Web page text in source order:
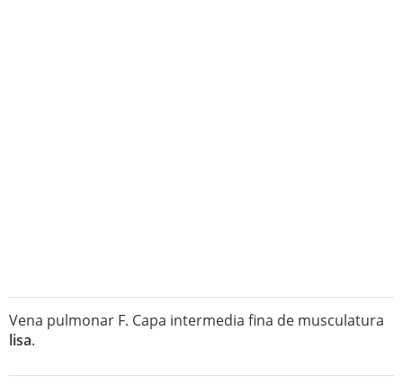
Vena pulmonar F. Capa intermedia fina de musculatura
lisa.